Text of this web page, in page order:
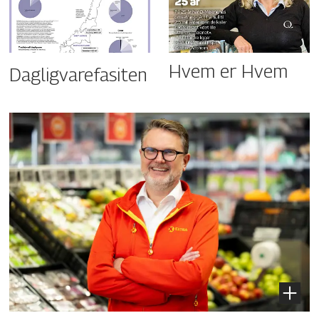
Dagligvarefasiten Hvem er Hvem